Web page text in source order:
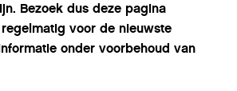
Bezoek dus deze pagina
voor de nieuwste
onder voorbehoud van